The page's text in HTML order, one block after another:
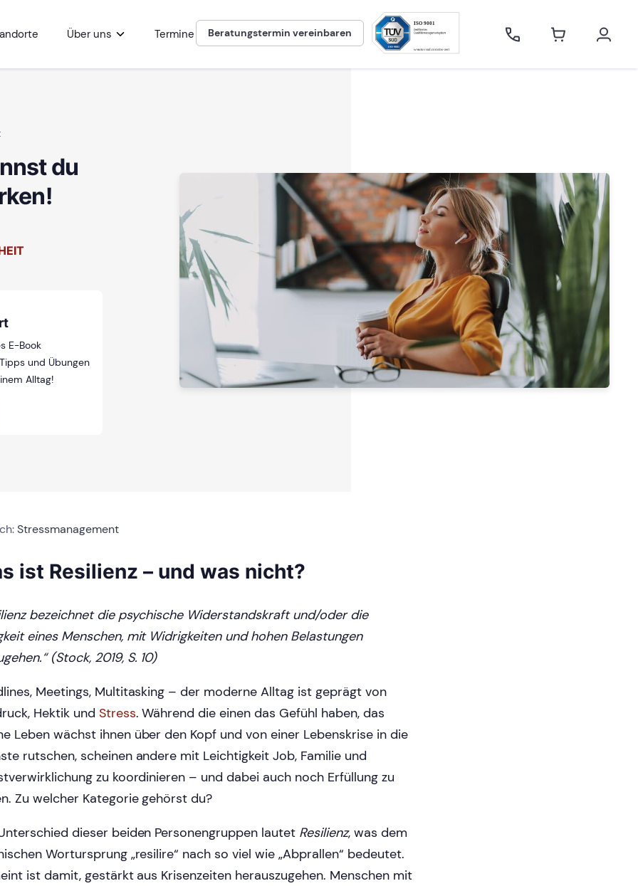
Über uns Termine Beratungstermin vereinbaren
du
E-Book
und Übungen
Alltag!
Stressmanagement
ist Resilienz – und was nicht?
bezeichnet die psychische Widerstandskraft und/oder die
eines Menschen, mit Widrigkeiten und hohen Belastungen
(Stock, 2019, S. 10)
Meetings, Multitasking – der moderne Alltag ist geprägt von
Hektik und Stress. Während die einen das Gefühl haben, das
Leben wächst ihnen über den Kopf und von einer Lebenskrise in die
rutschen, scheinen andere mit Leichtigkeit Job, Familie und
zu koordinieren – und dabei auch noch Erfüllung zu
Zu welcher Kategorie gehörst du?
dieser beiden Personengruppen lautet Resilienz, was dem
Wortursprung „resilire“ nach so viel wie „Abprallen“ bedeutet.
ist damit, gestärkt aus Krisenzeiten herauszugehen. Menschen mit